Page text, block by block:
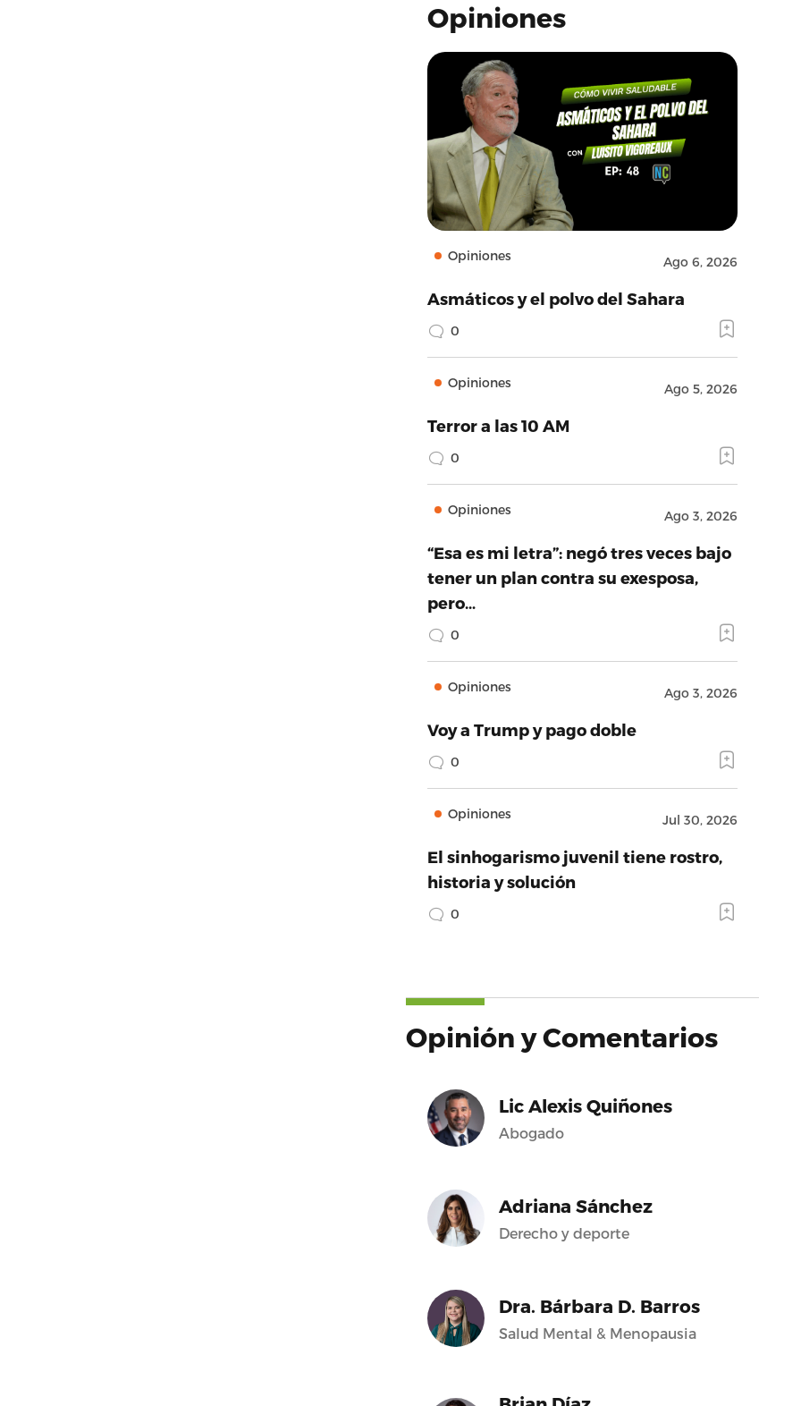
Opiniones
Opiniones Ago 6, 2026
Asmáticos y el polvo del Sahara
0
Opiniones Ago 5, 2026
Terror a las 10 AM
0
Opiniones Ago 3, 2026
“Esa es mi letra”: negó tres veces bajo
tener un plan contra su exesposa,
pero…
0
Opiniones Ago 3, 2026
Voy a Trump y pago doble
0
Opiniones Jul 30, 2026
El sinhogarismo juvenil tiene rostro,
historia y solución
0
Opinión y Comentarios
Lic Alexis Quiñones
Abogado
Adriana Sánchez
Derecho y deporte
Dra. Bárbara D. Barros
Salud Mental & Menopausia